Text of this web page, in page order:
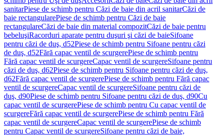
sanitarPiese de schimb pentru Căzi de baie din acril sanitarCăzi de
baie rectangularePiese de schimb pentru Căzi de baie
rectangulareCăzi de baie din material compozitCăzi de baie pentru
bebeluşiRacorduri aparate pentru duşuri şi căzi de baieSifoane
pentru căzi de duş, d52Piese de schimb pentru Sifoane pentru căzi
de duş, d52Fără capac ventil de scurgerePiese de schimb pentru
Fără capac ventil de scurgereCapac ventil de scurgereSifoane pentru
căzi de duş, d62Piese de schimb pentru Sifoane pentru căzi de duş,
d62Fără capac ventil de scurgerePiese de schimb pentru Fără capac
ventil de scurgereCapac ventil de scurgereSifoane pentru căzi de
duş, d90Piese de schimb pentru Sifoane pentru căzi de duş, d90Cu
capac ventil de scurgerePiese de schimb pentru Cu capac ventil de
scurgereFără capac ventil de scurgerePiese de schimb pentru Fără
capac ventil de scurgereCapac ventil de scurgerePiese de schimb
pentru Capac ventil de scurgereSifoane pentru căzi de baie,